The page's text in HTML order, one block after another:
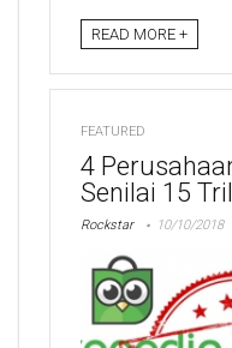
READ MORE +
FEATURED
4
Senilai 15
Rockstar 10/10/2018